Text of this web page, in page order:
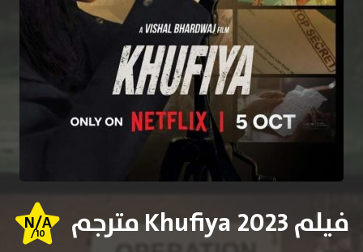
فيلم Khufiya 2023 مترجم N/A
/10